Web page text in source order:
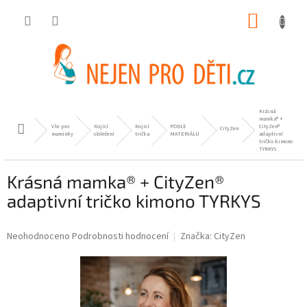
Domů
Vše pro
maminky
Kojicí
oblečení
Kojicí
trička
PODLE
MATERIÁLU
CityZen
Krásná
mamka® +
CityZen®
adaptivní
tričko kimono
TYRKYS
Krásná mamka® + CityZen®
adaptivní tričko kimono TYRKYS
Průměrné
Neohodnoceno Podrobnosti hodnocení Značka: CityZen